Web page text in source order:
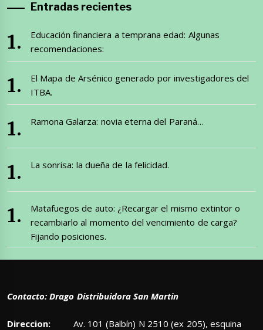
Entradas recientes
Educación financiera a temprana edad: Algunas
recomendaciones:
El Mapa de Arsénico generado por investigadores del
ITBA.
Ramona Galarza: novia eterna del Paraná…
La sonrisa: la dueña de la felicidad.
Matafuegos de auto: ¿Recargar el mismo extintor o
recambiarlo al momento del vencimiento de carga?
Fijando posiciones.
Contacto: Drago Distribuidora San Martin
Direccion: Av. 101 (Balbín) N 2510 (ex 205), esquina